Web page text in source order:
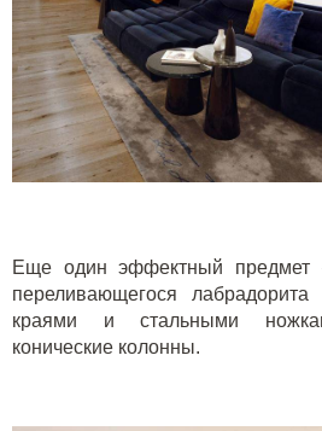
Еще один эффектный предмет
переливающегося
краями и стальными
конические колонны.